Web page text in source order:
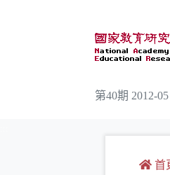
第40期 2012-05
首